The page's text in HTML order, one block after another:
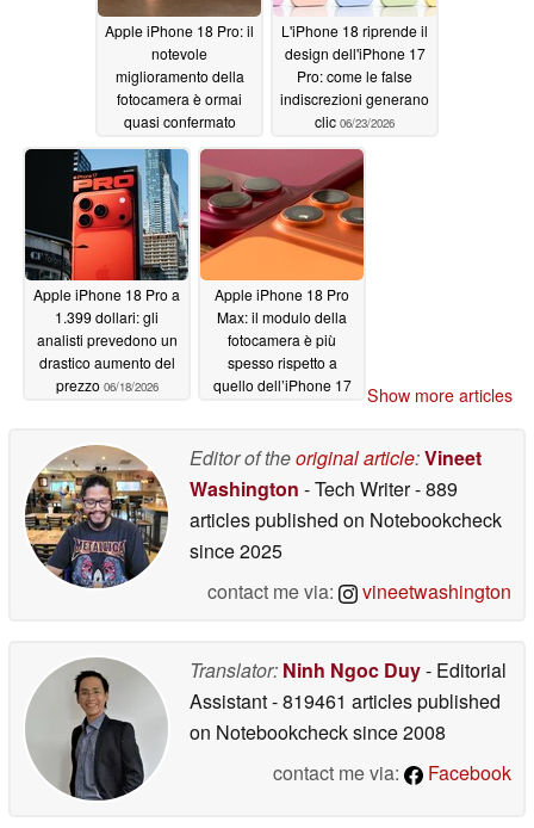
Apple iPhone 18 Pro: il
notevole
miglioramento della
fotocamera è ormai
quasi confermato
06/23/2026
L'iPhone 18 riprende il
design dell'iPhone 17
Pro: come le false
indiscrezioni generano
clic 06/23/2026
Apple iPhone 18 Pro a
1.399 dollari: gli
analisti prevedono un
drastico aumento del
prezzo 06/18/2026
Apple iPhone 18 Pro
Max: il modulo della
fotocamera è più
spesso rispetto a
quello dell’iPhone 17
comunque 06/17/2026
Show more articles
Editor of theoriginal article:Vineet
Washington - Tech Writer- 889
articles published on Notebookcheck
since 2025
contact me via:
vineetwashington
Translator: Ninh Ngoc Duy- Editorial
Assistant- 819461 articles published
on Notebookchecksince 2008
contact me via:
Facebook